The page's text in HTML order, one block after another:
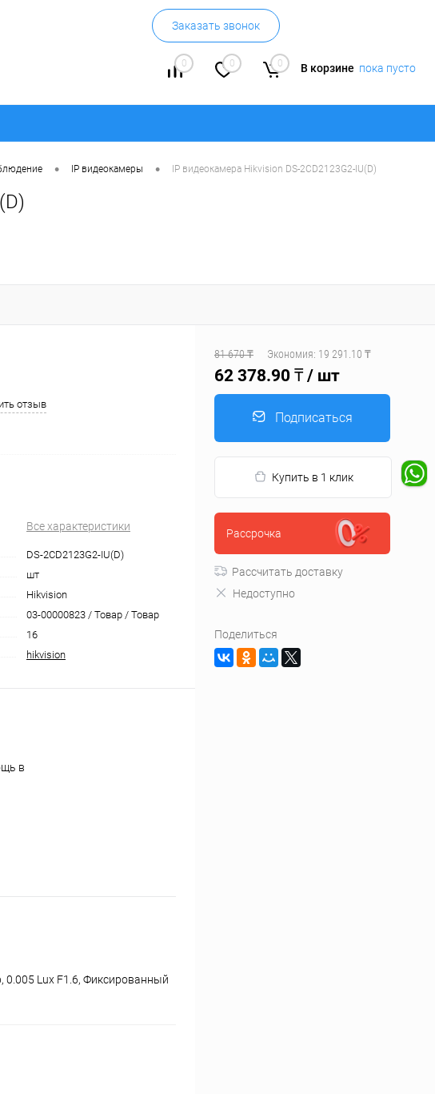
Заказать звонок
0 0 0 В корзине пока пусто
• IP видеокамеры • IP видеокамера Hikvision DS-2CD2123G2-IU(D)
отзыв
Все характеристики
DS-2CD2123G2-IU(D)
шт
Hikvision
03-00000823 / Товар / Товар
16
hikvision
в
0.005 Lux F1.6, Фиксированный
81 670 ₸ Экономия: 19 291.10 ₸
62 378.90 ₸ / шт
Подписаться
Купить в 1 клик
Рассрочка
Рассчитать доставку
Недоступно
Поделиться